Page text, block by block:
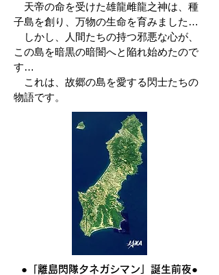
天帝の命を受けた雄龍雌龍之神は、種
子島を創り、万物の生命を育みました…
しかし、人間たちの持つ邪悪な心が、
この島を暗黒の暗闇へと陥れ始めたので
す…
これは、故郷の島を愛する閃士たちの
物語です。
●「離島閃隊タネガシマン」誕生前夜●